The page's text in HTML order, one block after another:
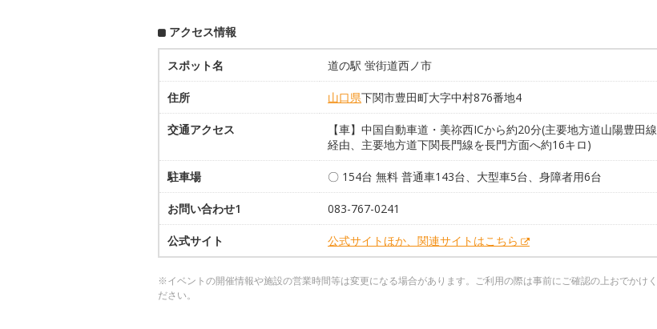
アクセス情報
スポット名 道の駅 蛍街道西ノ市
住所 山口県下関市豊田町大字中村876番地4
交通アクセス
【車】中国自動車道・美祢西ICから約20分(主要地方道山陽豊田線
経由、主要地方道下関長門線を長門方面へ約16キロ)
駐車場 〇 154台 無料 普通車143台、大型車5台、身障者用6台
お問い合わせ1 083-767-0241
公式サイト 公式サイトほか、関連サイトはこちら
※イベントの開催情報や施設の営業時間等は変更になる場合があります。ご利用の際は事前にご確認の上おでかけく
ださい。